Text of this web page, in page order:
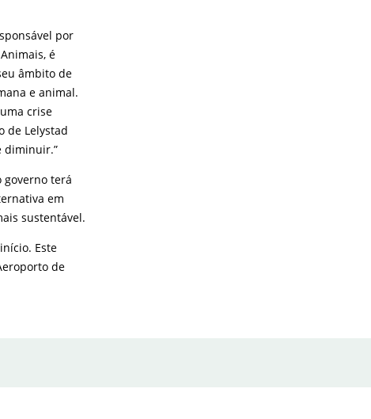
por
é
âmbito de
e animal.
crise
de Lelystad
diminuir.”
governo terá
em
sustentável.
Este
de